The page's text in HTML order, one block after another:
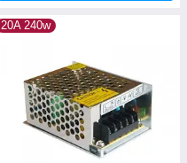
20A 240w